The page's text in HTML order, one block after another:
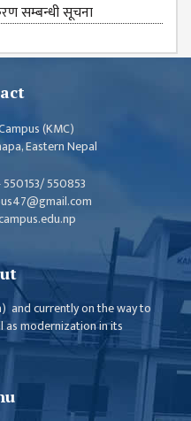
सम्बन्धी सूचना
(KMC)
Eastern Nepal
550853
and currently on the way to
as modernization in its